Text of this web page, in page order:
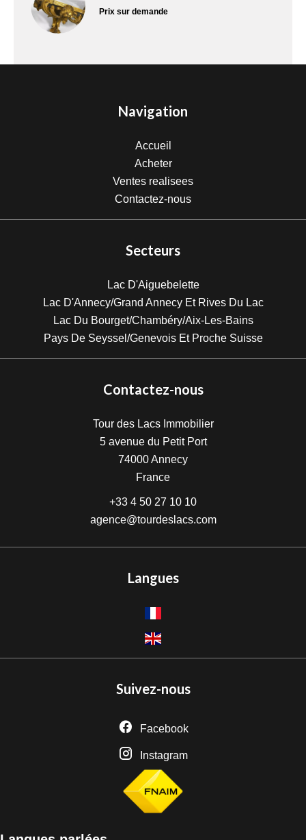
Prix sur demande
Navigation
Accueil
Acheter
Ventes realisees
Contactez-nous
Secteurs
Lac D'Aiguebelette
Lac D'Annecy/Grand Annecy Et Rives Du Lac
Lac Du Bourget/Chambéry/Aix-Les-Bains
Pays De Seyssel/Genevois Et Proche Suisse
Contactez-nous
Tour des Lacs Immobilier
5 avenue du Petit Port
74000Annecy
France
+33 4 50 27 10 10
agence@tourdeslacs.com
Langues
Suivez-nous
Facebook
Instagram